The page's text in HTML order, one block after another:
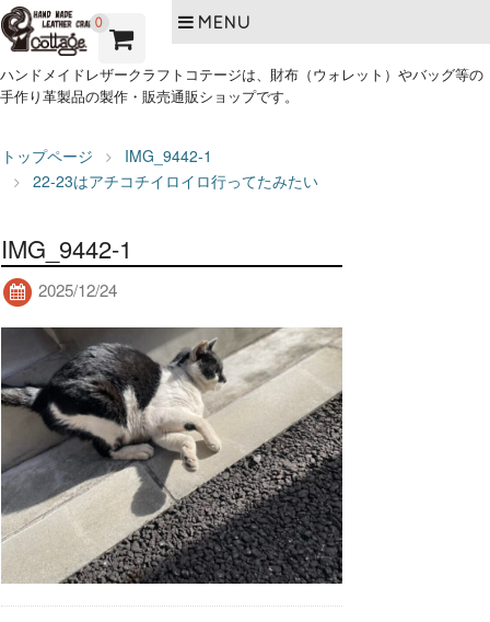
0 MENU
ハンドメイドレザークラフトコテージは、財布（ウォレット）やバッグ等の
手作り革製品の製作・販売通販ショップです。
トップページ
IMG_9442-1
22-23はアチコチイロイロ行ってたみたい
IMG_9442-1
2025/12/24